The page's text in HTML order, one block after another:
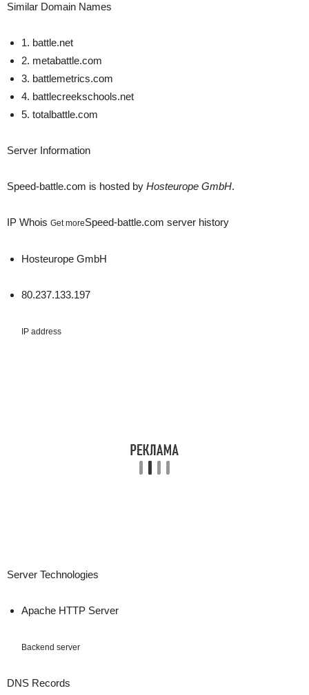
Similar Domain Names
1. battle.net
2. metabattle.com
3. battlemetrics.com
4. battlecreekschools.net
5. totalbattle.com
Server Information
Speed-battle.com is hosted by Hosteurope GmbH.
IP Whois Get moreSpeed-battle.com server history
Hosteurope GmbH
80.237.133.197
IP address
Server Technologies
Apache HTTP Server
Backend server
DNS Records